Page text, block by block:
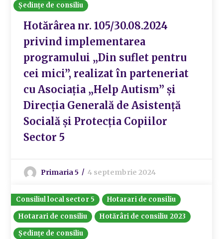
Ședințe de consiliu
Hotărârea nr. 105/30.08.2024
privind implementarea
programului „Din suflet pentru
cei mici”, realizat în parteneriat
cu Asociația „Help Autism” și
Direcția Generală de Asistență
Socială și Protecția Copiilor
Sector 5
Primaria 5 4 septembrie 2024
Consiliul local sector 5
Hotarari de consiliu
Hotarari de consiliu
Hotărâri de consiliu 2023
Ședințe de consiliu